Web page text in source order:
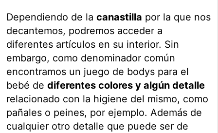
Dependiendo de lacanastilla por la que nos
decantemos, podremos acceder a
diferentes artículos en su interior. Sin
embargo, como denominador común
encontramos un juego de bodys para el
bebé dediferentes colores y algún detalle
relacionado con la higiene del mismo, como
pañales o peines, por ejemplo. Además de
cualquier otro detalle que puede ser de